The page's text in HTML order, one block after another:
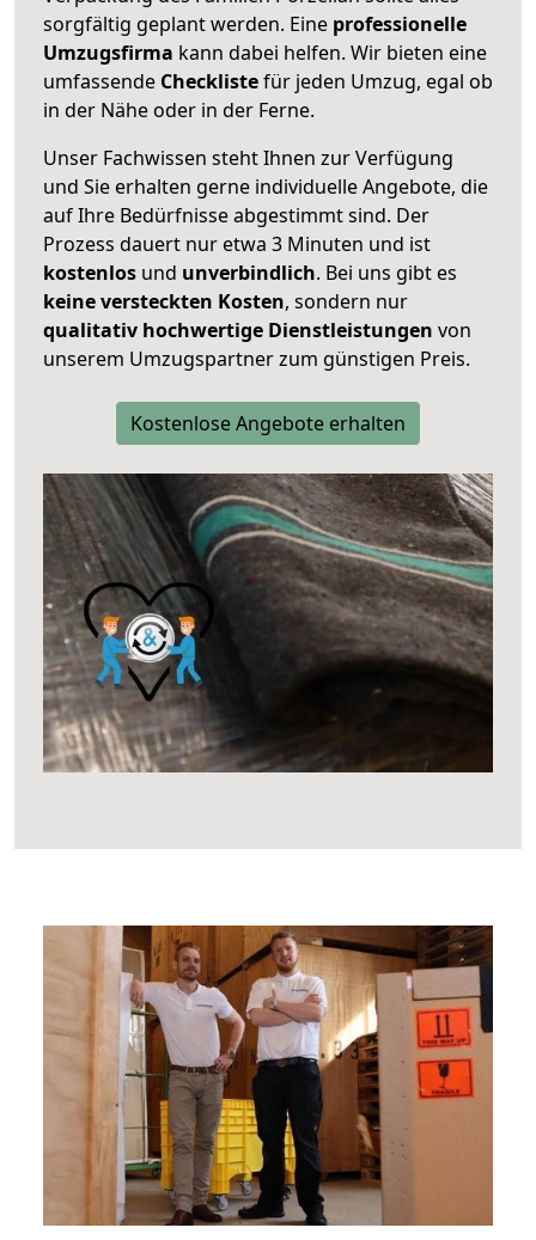
sorgfältig geplant werden. Eine professionelle
Umzugsfirma kann dabei helfen. Wir bieten eine
umfassende Checklistefür jeden Umzug, egal ob
in der Nähe oder in der Ferne.
Unser Fachwissen steht Ihnen zur Verfügung
und Sie erhalten gerne individuelle Angebote, die
auf Ihre Bedürfnisse abgestimmt sind. Der
Prozess dauert nur etwa 3 Minuten und ist
kostenlos und unverbindlich. Bei uns gibt es
keine versteckten Kosten, sondern nur
qualitativ hochwertige Dienstleistungen von
unserem Umzugspartner zum günstigen Preis.
Kostenlose Angebote erhalten